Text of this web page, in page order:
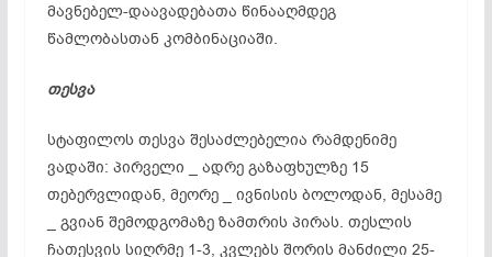
მავნებელ-დაავადებათა წინააღმდეგ
წამლობასთან კომბინაციაში.
თესვა
სტაფილოს თესვა შესაძლებელია რამდენიმე
ვადაში: პირველი _ ადრე გაზაფხულზე 15
თებერვლიდან, მეორე _ ივნისის ბოლოდან, მესამე
_ გვიან შემოდგომაზე ზამთრის პირას. თესლის
ჩათესვის სიღრმე 1-3, კვლებს შორის მანძილი 25-